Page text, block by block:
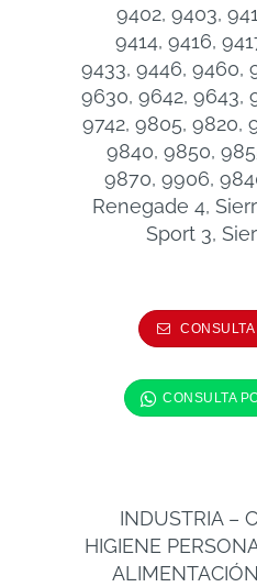
9402, 9403,
9414, 9416,
9433, 9446, 9460,
9630, 9642, 9643,
9742, 9805, 9820,
9840, 9850,
9870, 9906,
Renegade 4,
Sport 3,
INDUSTRIA –
HIGIENE